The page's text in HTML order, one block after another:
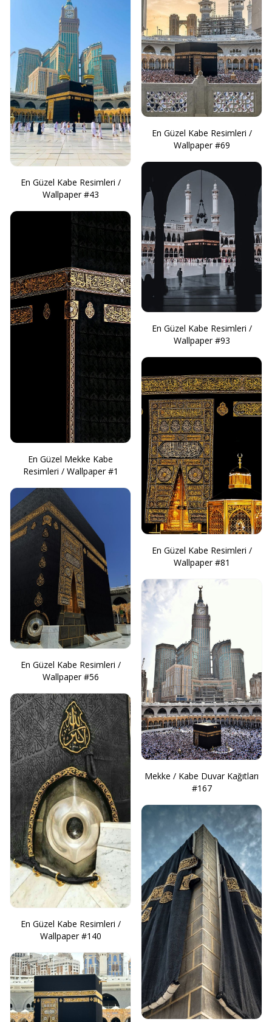
En Güzel Kabe Resimleri /
Wallpaper #43
En Güzel Mekke Kabe
Resimleri / Wallpaper #1
En Güzel Kabe Resimleri /
Wallpaper #56
En Güzel Kabe Resimleri /
Wallpaper #140
En Güzel Kabe Resimleri /
Wallpaper #69
En Güzel Kabe Resimleri /
Wallpaper #93
En Güzel Kabe Resimleri /
Wallpaper #81
Mekke / Kabe Duvar Kağıtları
#167